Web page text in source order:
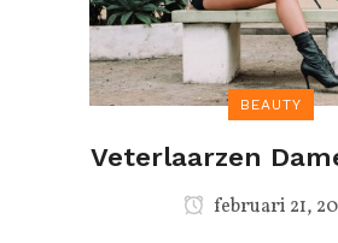
BEAUTY
Veterlaarzen
februari 21,